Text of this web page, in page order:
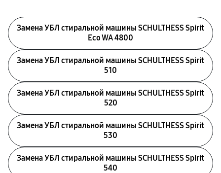
Замена УБЛ стиральной машины SCHULTHESS Spirit
Eco WA 4800
Замена УБЛ стиральной машины SCHULTHESS Spirit
510
Замена УБЛ стиральной машины SCHULTHESS Spirit
520
Замена УБЛ стиральной машины SCHULTHESS Spirit
530
Замена УБЛ стиральной машины SCHULTHESS Spirit
540